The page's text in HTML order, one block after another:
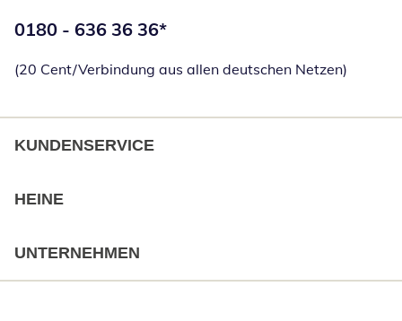
Telefonnummer:
0180 - 636 36 36*
(20 Cent/Verbindung aus allen deutschen Netzen)
KUNDENSERVICE
HEINE
UNTERNEHMEN